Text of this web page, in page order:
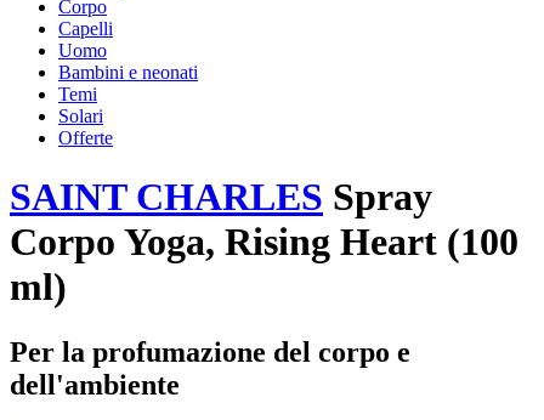
Corpo
Capelli
Uomo
Bambini e neonati
Temi
Solari
Offerte
SAINT CHARLES Spray
Corpo Yoga, Rising Heart (100
ml)
Per la profumazione del corpo e
dell'ambiente